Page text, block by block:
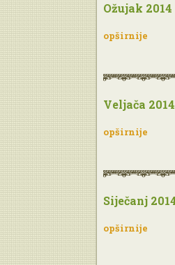
Ožujak 2014
opširnije
Veljača 2014
opširnije
Siječanj
opširnije